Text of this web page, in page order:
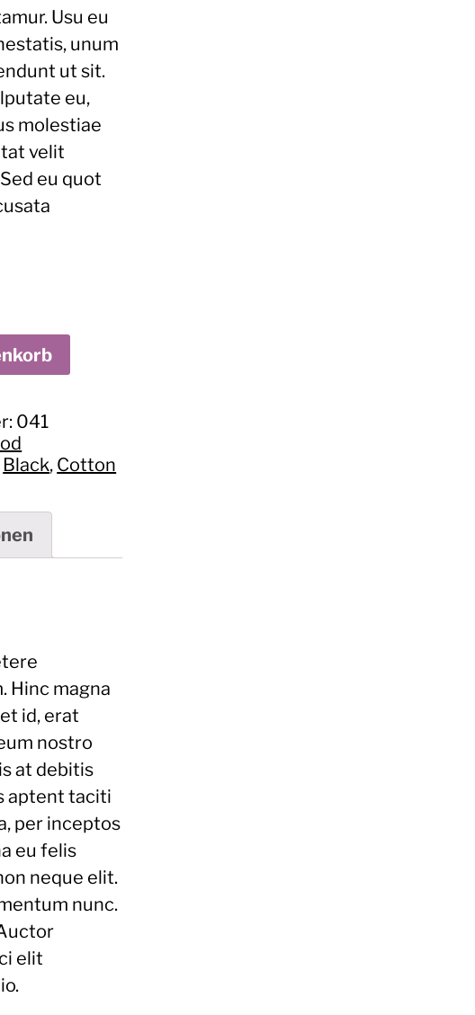
Usu eu
unum
ut sit.
eu,
molestiae
velit
eu quot
041
Black, Cotton
Hinc magna
id, erat
nostro
at debitis
aptent taciti
per inceptos
eu felis
neque elit.
nunc.
elit